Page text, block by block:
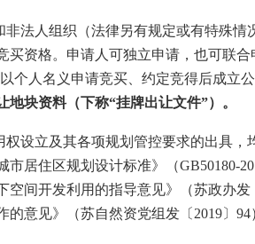
法人组织（法律另有规定或有特殊
买资格。申请人可独立申请，也可联
个人名义申请竞买、约定竞得后成立
块资料（下称“挂牌出让文件”）。
设立及其各项规划管控要求的出具
居住区规划设计标准》（GB50180-
空间开发利用的指导意见》（苏政办
的意见》（苏自然资党组发〔2019〕